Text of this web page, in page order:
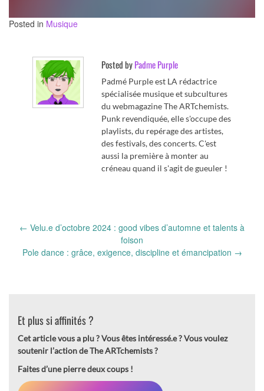
Posted in Musique
Posted byPadme Purple
Padmé Purple est LA rédactrice
spécialisée musique et subcultures
du webmagazine The ARTchemists.
Punk revendiquée, elle s'occupe des
playlists, du repérage des artistes,
des festivals, des concerts. C'est
aussi la première à monter au
créneau quand il s'agit de gueuler !
Post
← Velu.e d’octobre 2024 : good vibes d’automne et talents à
foison
Pole dance : grâce, exigence, discipline et émancipation →
Et plus si affinités ?
Cet article vous a plu ? Vous êtes intéressé.e ?Vous voulez
soutenir l’action de The ARTchemists ?
Faites d’une pierre deux coups !